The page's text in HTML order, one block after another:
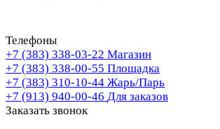
Телефоны
+7 (383) 338-03-22 Магазин
+7 (383) 338-00-55 Площадка
+7 (383) 310-10-44 Жарь/Парь
+7 (913) 940-00-46 Для заказов
Заказать звонок